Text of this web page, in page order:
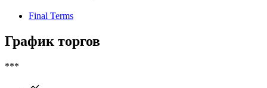
Final Terms
График торгов
***